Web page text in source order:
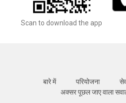
Scan to download the app
बारे में परियोजना
अक्सर पूछल जाए वाला